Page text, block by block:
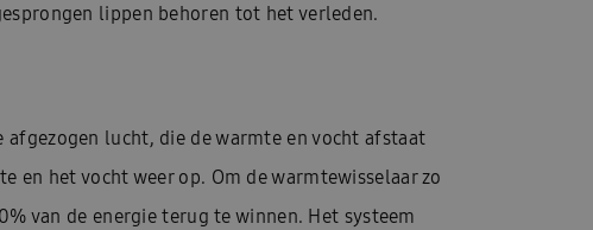
lippen behoren tot het verleden.
lucht, die de warmte en vocht afstaat
het vocht weer op. Om de warmtewisselaar zo
van de energie terug te winnen. Het systeem